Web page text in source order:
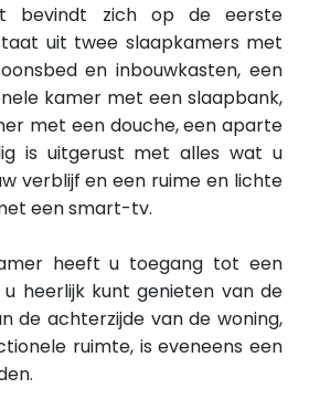
bevindt zich op de eerste
uit twee slaapkamers met
en inbouwkasten, een
kamer met een slaapbank,
met een douche, een aparte
is uitgerust met alles wat u
verblijf en een ruime en lichte
een smart-tv.
heeft u toegang tot een
heerlijk kunt genieten van de
de achterzijde van de woning,
ruimte, is eveneens een